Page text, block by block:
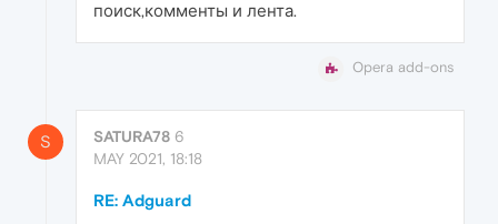
поиск,комменты и лента.
Opera add-ons
S SATURA78 6
MAY 2021, 18:18
RE: Adguard